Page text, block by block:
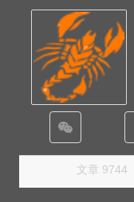
文章 9744